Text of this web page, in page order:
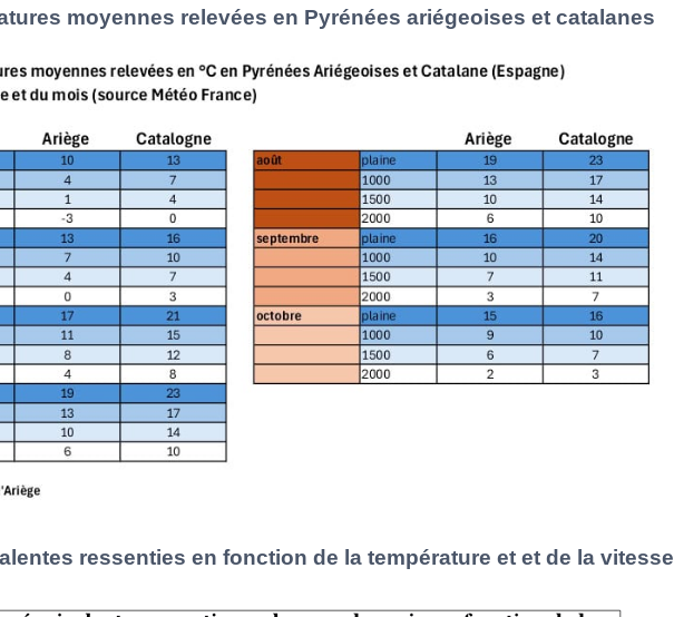
moyennes relevées en Pyrénées ariégeoises et catalanes
ressenties en fonction de la température et et de la vitesse